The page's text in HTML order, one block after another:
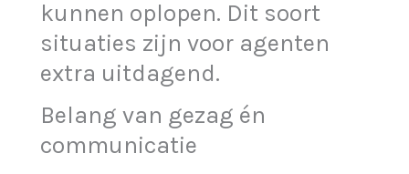
kunnen oplopen. Dit soort
situaties zijn voor agenten
extra uitdagend.
Belang van gezag én
communicatie